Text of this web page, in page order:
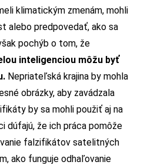
klimatickým zmenám, mohli
alebo predpovedať, ako sa
pochýb o tom, že
inteligenciou môžu byť
Nepriateľská krajina by mohla
obrázky, aby zavádzala
by sa mohli použiť aj na
dúfajú, že ich práca pomôže
falzifikátov satelitných
ako funguje odhaľovanie